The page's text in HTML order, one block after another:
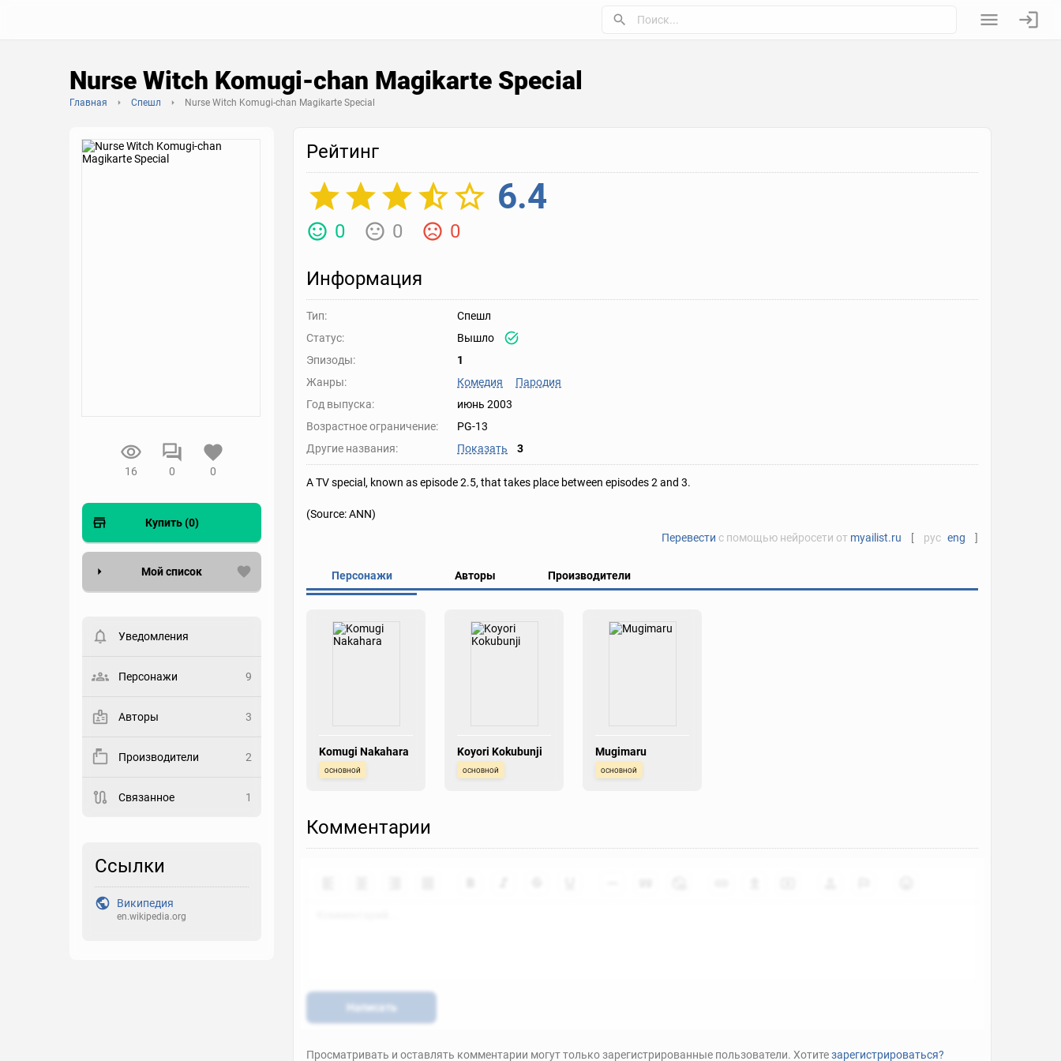
Nurse Witch Komugi-chan Magikarte Special
Главная Спешл Nurse Witch Komugi-chan Magikarte Special
16 0 0
Купить (0)
Мой список
пользователи. Хотите
Статус
Закладка
Выберите рейтинг
Уведомления
Персонажи 9
Авторы 3
Производители 2
Связанное 1
Ссылки
Википедия
en.wikipedia.org
Рейтинг
6.4
0 0 0
Информация
Тип:
Спешл
Статус:
Вышло
Эпизоды:
1
Жанры:
Комедия
Пародия
Год выпуска:
июнь 2003
Возрастное ограничение:
PG-13
Другие названия:
Показать 3
A TV special, known as episode 2.5, that takes place between episodes 2 and 3.
(Source: ANN)
Перевести с помощью нейросети от myailist.ru [ рус eng ]
Персонажи Авторы Производители
Komugi Nakahara
основной
Koyori Kokubunji
основной
Mugimaru
основной
Комментарии
Написать
Просматривать и оставлять комментарии могут только зарегистрированные пользователи. Хотитезарегистрироваться?